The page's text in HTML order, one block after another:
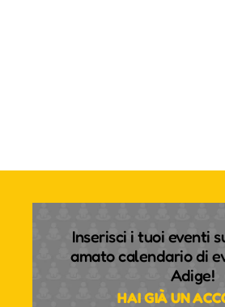
Inserisci i tuoi eventi
amato calendario di
Adige!
HAI GIÀ UN